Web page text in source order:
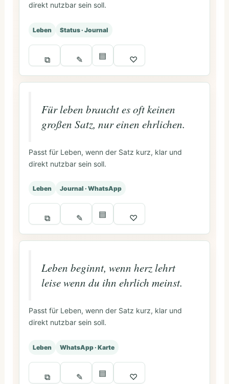
direkt nutzbar sein soll.
Leben Status · Journal
⧉ ✎ ▤ ♡
Für leben braucht es oft keinen
großen Satz, nur einen ehrlichen.
Passt für Leben, wenn der Satz kurz, klar und
direkt nutzbar sein soll.
Leben Journal · WhatsApp
⧉ ✎ ▤ ♡
Leben beginnt, wenn herz lehrt
leise wenn du ihn ehrlich meinst.
Passt für Leben, wenn der Satz kurz, klar und
direkt nutzbar sein soll.
Leben WhatsApp · Karte
⧉ ✎ ▤ ♡